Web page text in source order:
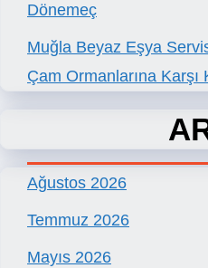
Dönemeç
Muğla Beyaz Eşya
Çam Ormanlarına Karşı
Ağustos 2026
Temmuz 2026
Mayıs 2026